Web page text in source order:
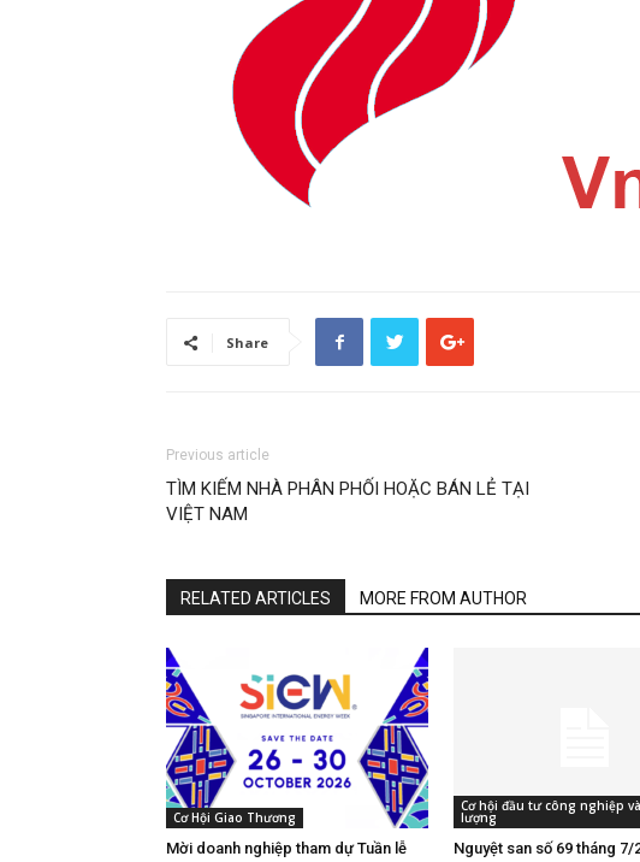
Share
Previous article
TÌM KIẾM NHÀ PHÂN PHỐI HOẶC BÁN LẺ TẠI
VIỆT NAM
RELATED ARTICLES MORE FROM AUTHOR
Cơ Hội Giao Thương
Mời doanh nghiệp tham dự Tuần lễ
Cơ hội đầu tư công nghiệp
lượng
Nguyệt san số 69 tháng 7/